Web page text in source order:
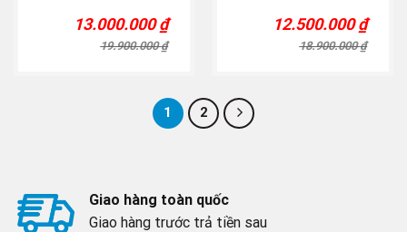
19.900.000₫
Original
price
was:
13.000.000₫
Current
price
is:
FHD 144Hz)
18.900.000₫
Original
price
was:
12.500.000₫
Current
price
is:
1 2
Giao hàng toàn quốc
Giao hàng trước trả tiền sau